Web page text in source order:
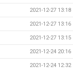
2021-12-27 13:18
2021-12-27 13:16
2021-12-27 13:15
2021-12-24 20:16
2021-12-24 12:32